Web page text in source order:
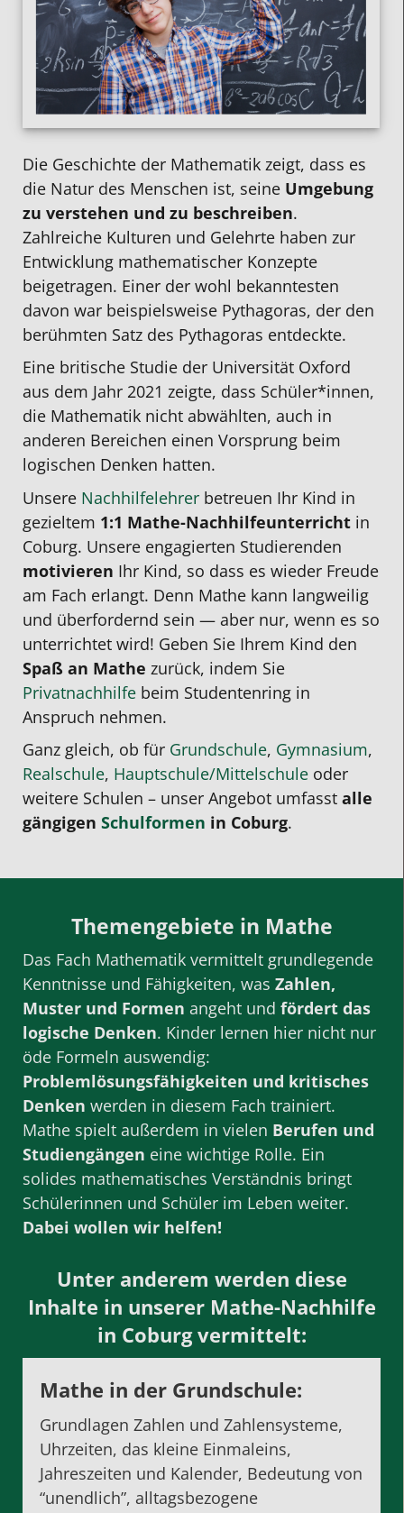
Die Geschichte der Mathematik zeigt, dass es
die Natur des Menschen ist, seine Umgebung
zu verstehen und zu beschreiben.
Zahlreiche Kulturen und Gelehrte haben zur
Entwicklung mathematischer Konzepte
beigetragen. Einer der wohl bekanntesten
davon war beispielsweise Pythagoras, der den
berühmten Satz des Pythagoras entdeckte.
Eine britische Studie der Universität Oxford
aus dem Jahr 2021 zeigte, dass Schüler*innen,
die Mathematik nicht abwählten, auch in
anderen Bereichen einen Vorsprung beim
logischen Denken hatten.
Unsere Nachhilfelehrer betreuen Ihr Kind in
gezieltem 1:1 Mathe-Nachhilfeunterricht in
Coburg. Unsere engagierten Studierenden
motivieren Ihr Kind, so dass es wieder Freude
am Fach erlangt. Denn Mathe kann langweilig
und überfordernd sein — aber nur, wenn es so
unterrichtet wird! Geben Sie Ihrem Kind den
Spaß an Mathe zurück, indem Sie
Privatnachhilfe beim Studentenring in
Anspruch nehmen.
Ganz gleich, ob für Grundschule, Gymnasium,
Realschule, Hauptschule/Mittelschule oder
weitere Schulen – unser Angebot umfasst alle
gängigen Schulformen in Coburg.
Themengebiete in Mathe
Das Fach Mathematik vermittelt grundlegende
Kenntnisse und Fähigkeiten, was Zahlen,
Muster und Formen angeht und fördert das
logische Denken. Kinder lernen hier nicht nur
öde Formeln auswendig:
Problemlösungsfähigkeiten und kritisches
Denken werden in diesem Fach trainiert.
Mathe spielt außerdem in vielen Berufen und
Studiengängen eine wichtige Rolle. Ein
solides mathematisches Verständnis bringt
Schülerinnen und Schüler im Leben weiter.
Dabei wollen wir helfen!
Unter anderem werden diese
Inhalte in unserer Mathe-Nachhilfe
in Coburg vermittelt:
Mathe in der Grundschule:
Grundlagen Zahlen und Zahlensysteme,
Uhrzeiten, das kleine Einmaleins,
Jahreszeiten und Kalender, Bedeutung von
“unendlich”, alltagsbezogene